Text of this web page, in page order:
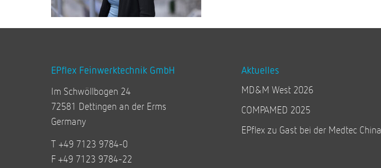
EPflex Feinwerktechnik GmbH
Im Schwöllbogen 24
72581 Dettingen an der Erms
Germany
T +49 7123 9784-0
F +49 7123 9784-22
Aktuelles
MD&M West 2026
COMPAMED 2025
EPflex zu Gast bei der Medtec China